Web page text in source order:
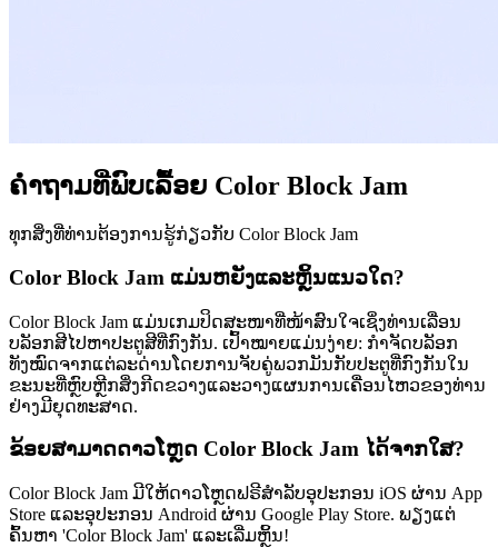
ຄຳຖາມທີ່ພົບເລື້ອຍ Color Block Jam
ທຸກສິ່ງທີ່ທ່ານຕ້ອງການຮູ້ກ່ຽວກັບ Color Block Jam
Color Block Jam ແມ່ນຫຍັງແລະຫຼິ້ນແນວໃດ?
Color Block Jam ແມ່ນເກມປິດສະໜາທີ່ໜ້າສົນໃຈເຊິ່ງທ່ານເລື່ອນ
ບລັອກສີໄປຫາປະຕູສີທີ່ກົງກັນ. ເປົ້າໝາຍແມ່ນງ່າຍ: ກຳຈັດບລັອກ
ທັງໝົດຈາກແຕ່ລະດ່ານໂດຍການຈັບຄູ່ພວກມັນກັບປະຕູທີ່ກົງກັນໃນ
ຂະນະທີ່ຫຼົບຫຼີກສິ່ງກີດຂວາງແລະວາງແຜນການເຄື່ອນໄຫວຂອງທ່ານ
ຢ່າງມີຍຸດທະສາດ.
ຂ້ອຍສາມາດດາວໂຫຼດ Color Block Jam ໄດ້ຈາກໃສ?
Color Block Jam ມີໃຫ້ດາວໂຫຼດຟຣີສຳລັບອຸປະກອນ iOS ຜ່ານ App
Store ແລະອຸປະກອນ Android ຜ່ານ Google Play Store. ພຽງແຕ່
ຄົ້ນຫາ 'Color Block Jam' ແລະເລີ່ມຫຼິ້ນ!